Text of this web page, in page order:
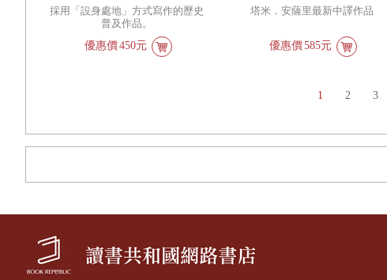
採用「設身處地」方式寫作的歷史
普及作品。
優惠價450元
塔米．安薩里最新中譯作品
優惠價585元
1 2 3